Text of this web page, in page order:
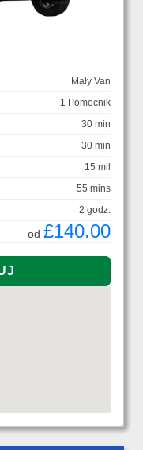
Mały Van
1 Pomocnik
30 min
30 min
15 mil
55 mins
2 godz.
od £140.00